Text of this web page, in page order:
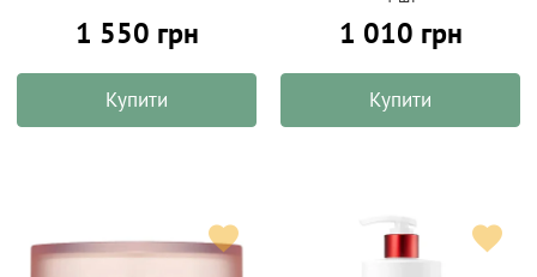
1 550 грн
Купити
1 010 грн
Купити